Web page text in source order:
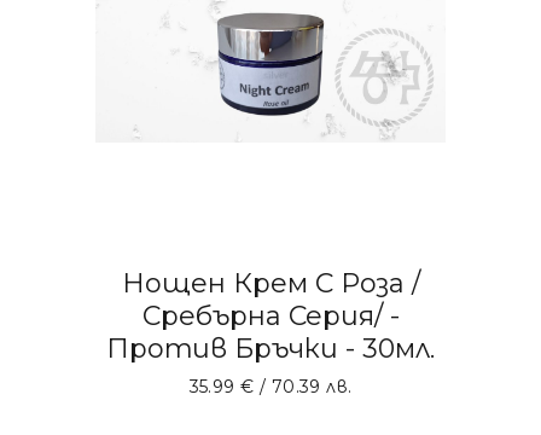
Нощен Крем С Роза /
Сребърна Серия/ -
Против Бръчки - 30мл.
35.99€ / 70.39 лв.